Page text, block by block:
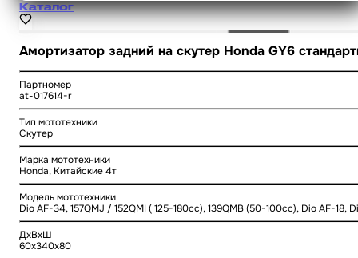
Каталог
Амортизатор задний на скутер Honda GY6
Партномер
at-017614-r
Тип мототехники
Скутер
Марка мототехники
Honda, Китайские 4т
Модель мототехники
Dio AF-34, 157QMJ / 152QMI ( 125-180cc), 139QMB (50-100cc), Dio AF-
ДхВхШ
60x340x80